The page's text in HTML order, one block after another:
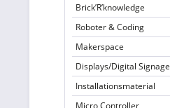
Brick’R’knowledge
Roboter & Coding
Makerspace
Displays/Digital Signage
Installationsmaterial
Micro Controller